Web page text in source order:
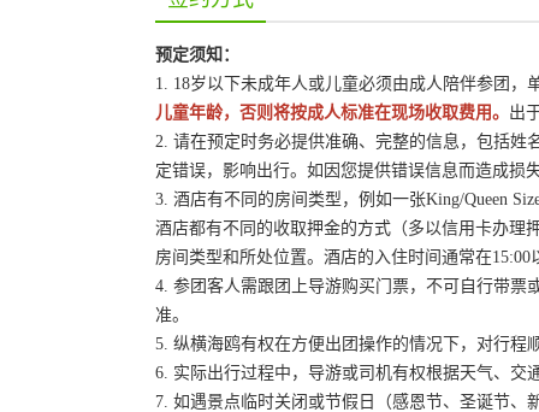
预定须知：
1. 18岁以下未成年人或儿童必须由成人陪伴参团
儿童年龄，否则将按成人标准在现场收取费用。 出
2. 请在预定时务必提供准确、完整的信息，包括
定错误，影响出行。如因您提供错误信息而造成损
3. 酒店有不同的房间类型，例如一张King/Queen
酒店都有不同的收取押金的方式（多以信用卡办理
房间类型和所处位置。酒店的入住时间通常在15:00
4. 参团客人需跟团上导游购买门票，不可自行带票
准。
5. 纵横海鸥有权在方便出团操作的情况下，对行
6. 实际出行过程中，导游或司机有权根据天气、
7. 如遇景点临时关闭或节假日（感恩节、圣诞节